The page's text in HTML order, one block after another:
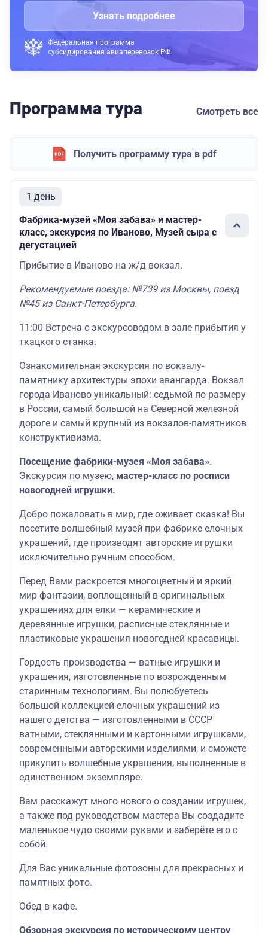
Узнать подробнее
Федеральная программа
субсидирования авиаперевозок РФ
Программа тура Смотреть все
Получить программу тура в pdf
1 день
Фабрика-музей «Моя забава» и мастер-
класс, экскурсия по Иваново, Музей сыра с
дегустацией
Прибытие в Иваново на ж/д вокзал.
Рекомендуемые поезда: №739 из Москвы, поезд
№45 из Санкт-Петербурга.
11:00 Встреча с экскурсоводом в зале прибытия у
ткацкого станка.
Ознакомительная экскурсия по вокзалу-
памятнику архитектуры эпохи авангарда. Вокзал
города Иваново уникальный: седьмой по размеру
в России, самый большой на Северной железной
дороге и самый крупный из вокзалов-памятников
конструктивизма.
Посещение фабрики-музея «Моя забава».
Экскурсия по музею, мастер-класс по росписи
новогодней игрушки.
Добро пожаловать в мир, где оживает сказка! Вы
посетите волшебный музей при фабрике елочных
украшений, где производят авторские игрушки
исключительно ручным способом.
Перед Вами раскроется многоцветный и яркий
мир фантазии, воплощенный в оригинальных
украшениях для елки — керамические и
деревянные игрушки, расписные стеклянные и
пластиковые украшения новогодней красавицы.
Гордость производства — ватные игрушки и
украшения, изготовленные по возрожденным
старинным технологиям. Вы полюбуетесь
большой коллекцией елочных украшений из
нашего детства — изготовленными в СССР
ватными, стеклянными и картонными игрушками,
современными авторскими изделиями, и сможете
прикупить волшебные украшения, выполненные в
единственном экземпляре.
Вам расскажут много нового о создании игрушек,
а также под руководством мастера Вы создадите
маленькое чудо своими руками и заберёте его с
собой.
Для Вас уникальные фотозоны для прекрасных и
памятных фото.
Обед в кафе.
Обзорная экскурсия по историческому центру